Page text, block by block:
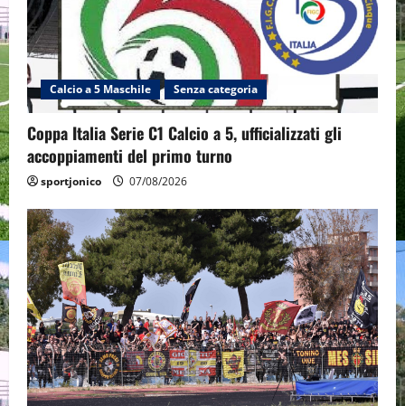
Calcio a 5 Maschile Senza categoria
Coppa Italia Serie C1 Calcio a 5, ufficializzati gli
accoppiamenti del primo turno
sportjonico 07/08/2026